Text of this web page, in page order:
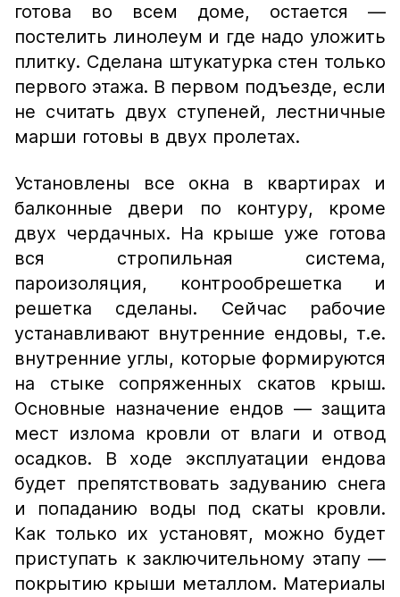
готова во всем доме, остается —
постелить линолеум и где надо уложить
плитку. Сделана штукатурка стен только
первого этажа. В первом подъезде, если
не считать двух ступеней, лестничные
марши готовы в двух пролетах.
Установлены все окна в квартирах и
балконные двери по контуру, кроме
двух чердачных. На крыше уже готова
вся стропильная система,
пароизоляция, контрообрешетка и
решетка сделаны. Сейчас рабочие
устанавливают внутренние ендовы, т.е.
внутренние углы, которые формируются
на стыке сопряженных скатов крыш.
Основные назначение ендов — защита
мест излома кровли от влаги и отвод
осадков. В ходе эксплуатации ендова
будет препятствовать задуванию снега
и попаданию воды под скаты кровли.
Как только их установят, можно будет
приступать к заключительному этапу —
покрытию крыши металлом. Материалы